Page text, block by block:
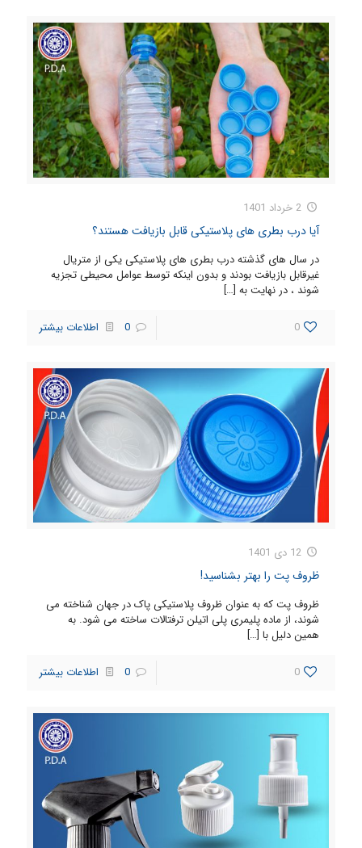
2 خرداد 1401
آیا درب بطری های پلاستیکی قابل بازیافت هستند؟
در سال های گذشته درب بطری های پلاستیکی یکی از متریال
غیرقابل بازیافت بودند و بدون اینکه توسط عوامل محیطی تجزیه
شوند ، در نهایت به […]
0
0 اطلاعات بیشتر
12 دی 1401
ظروف پت را بهتر بشناسید!
ظروف پت که به عنوان ظروف پلاستیکی پاک در جهان شناخته می
شوند، از ماده پلیمری پلی اتیلن ترفتالات ساخته می شود. به
همین دلیل با […]
0
0 اطلاعات بیشتر